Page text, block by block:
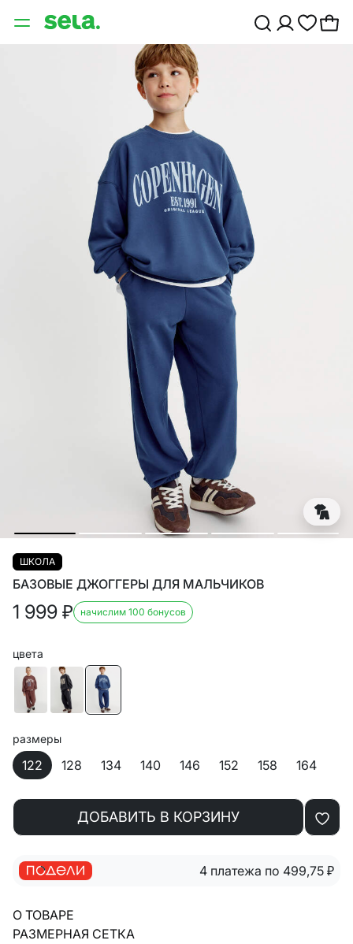
ШКОЛА
БАЗОВЫЕ ДЖОГГЕРЫ ДЛЯ МАЛЬЧИКОВ
1 999 ₽ начислим 100 бонусов
цвета
размеры
122 128 134 140 146 152 158 164
ДОБАВИТЬ В КОРЗИНУ
4 платежа по 499,75 ₽
О ТОВАРЕ
РАЗМЕРНАЯ СЕТКА